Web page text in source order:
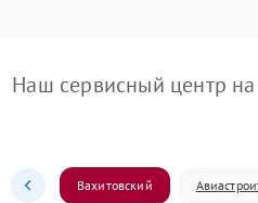
Наш сервисный центр
Вахитовский